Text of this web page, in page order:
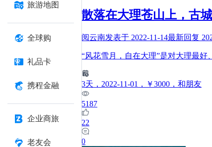
旅游地图
全球购
礼品卡
携程金融
企业商旅
老友会
散落在大理苍山上，古
阅云南发表于 2022-11-14最新回复
“风花雪月，自在大理”是对大理最
3天 ，2022-11-01 ，￥3000 ，和朋友
5187
22
0